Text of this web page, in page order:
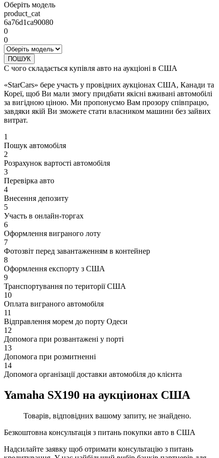
Оберіть модель
product_cat
6a76d1ca90080
0
0
ПОШУК
С чого складається купівля авто на аукціоні в США
«StarCars» бере участь у провідних аукціонах США, Канади та
Кореї, щоб Ви мали змогу придбати якісні вживані автомобілі
за вигідною ціною. Ми пропонуємо Вам прозору співпрацю,
завдяки якій Ви зможете стати власником машини без зайвих
витрат.
1
Пошук автомобіля
2
Розрахунок вартості автомобіля
3
Перевірка авто
4
Внесення депозиту
5
Участь в онлайн-торгах
6
Оформлення виграного лоту
7
Фотозвіт перед завантаженням в контейнер
8
Оформлення експорту з США
9
Транспортування по території США
10
Оплата виграного автомобіля
11
Відправлення морем до порту Одеси
12
Допомога при розвантажені у порті
13
Допомога при розмитненні
14
Допомога організації доставки автомобіля до клієнта
Yamaha SX190 на аукціионах США
Товарів, відповідних вашому запиту, не знайдено.
Безкоштовна консультація з питань покупки авто в США
Надсилайте заявку щоб отримати консультацію з питань